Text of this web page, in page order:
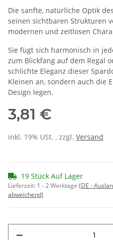
Die sanfte, natürliche Optik
seinen sichtbaren Strukturen
modernen und zeitlosen
Sie fügt sich harmonisch in
zum Blickfang auf dem Regal
schlichte Eleganz dieser
Kleinen an, sondern auch die
Design legen.
3,81 €
inkl. 19% USt. , zzgl. Versand
19 Stück Auf Lager
Lieferzeit: 1 - 2 Werktage (DE -
abweichend)